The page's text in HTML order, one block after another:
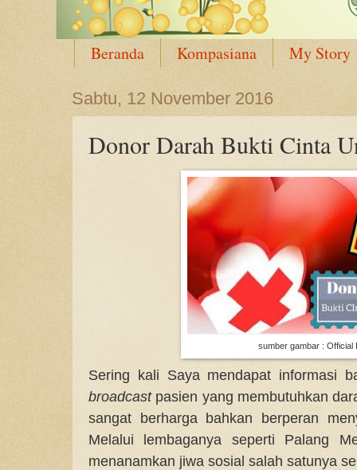
Beranda Kompasiana My Story
Sabtu, 12 November 2016
Donor Darah Bukti Cinta
sumber gambar : Official
Sering kali Saya mendapat informasi
broadcastpasien yang membutuhkan
sangat berharga bahkan berperan
Melalui lembaganya seperti Palang
menanamkan jiwa sosial salah satunya